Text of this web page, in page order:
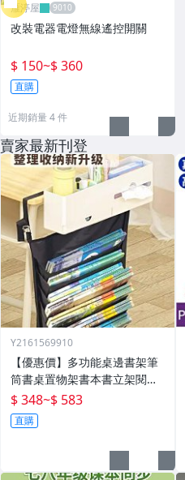
雁渟屋
改裝電器電燈無線遙控開關
$ 150~$ 360
直購
近期銷量 4 件
賣家最新刊登
Y2161569910
【優惠價】多功能桌邊書架筆
筒書桌置物架書本書立架閱讀
架桌面神器整理
$ 348~$ 583
直購